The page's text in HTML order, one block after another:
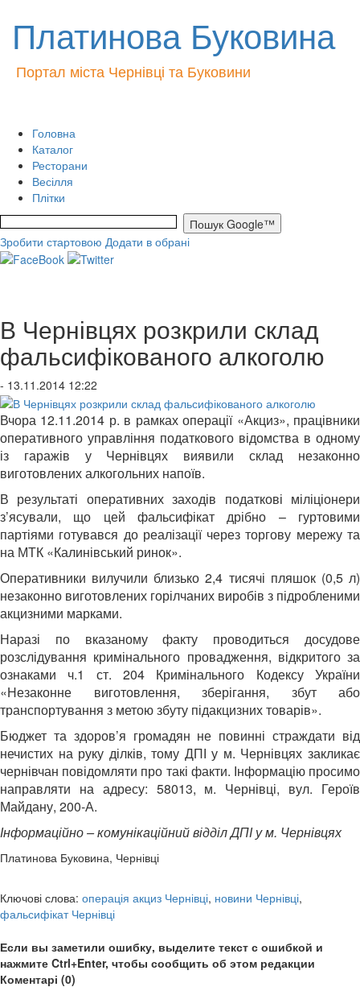
Платинова Буковина
Портал міста Чернівці та Буковини
Головна
Каталог
Ресторани
Весілля
Плітки
Зробити стартовою Додати в обрані
В Чернівцях розкрили склад
фальсифікованого алкоголю
- 13.11.2014 12:22
Вчора 12.11.2014 р. в рамках операції «Акциз», працівники
оперативного управління податкового відомства в одному
із гаражів у Чернівцях виявили склад незаконно
виготовлених алкогольних напоїв.
В результаті оперативних заходів податкові міліціонери
з’ясували, що цей фальсифікат дрібно – гуртовими
партіями готувався до реалізації через торгову мережу та
на МТК «Калинівський ринок».
Оперативники вилучили близько 2,4 тисячі пляшок (0,5 л)
незаконно виготовлених горілчаних виробів з підробленими
акцизними марками.
Наразі по вказаному факту проводиться досудове
розслідування кримінального провадження, відкритого за
ознаками ч.1 ст. 204 Кримінального Кодексу України
«Незаконне виготовлення, зберігання, збут або
транспортування з метою збуту підакцизних товарів».
Бюджет та здоров’я громадян не повинні страждати від
нечистих на руку ділків, тому ДПІ у м. Чернівцях закликає
чернівчан повідомляти про такі факти. Інформацію просимо
направляти на адресу: 58013, м. Чернівці, вул. Героїв
Майдану, 200-А.
Інформаційно – комунікаційний відділ ДПІ у м. Чернівцях
Платинова Буковина, Чернівці
Ключові слова: операція акциз Чернівці, новини Чернівці,
фальсифікат Чернівці
Если вы заметили ошибку, выделите текст с ошибкой и
нажмите Ctrl+Enter, чтобы сообщить об этом редакции
Коментарі (0)